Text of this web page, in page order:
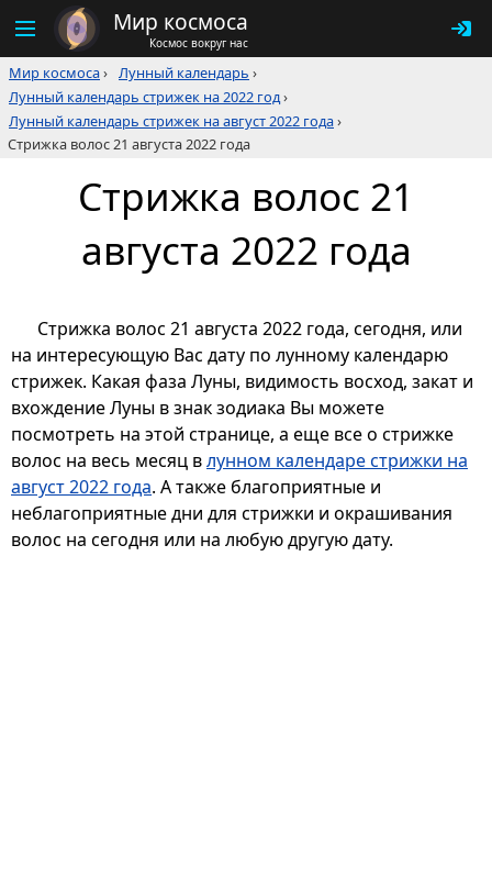
Мир космоса
Космос вокруг нас
Мир космоса› Лунный календарь ›
Лунный календарь стрижек на 2022 год›
Лунный календарь стрижек на август 2022 года›
Стрижка волос 21 августа 2022 года
Стрижка волос 21
августа 2022 года
Стрижка волос 21 августа 2022 года, сегодня, или
на интересующую Вас дату по лунному календарю
стрижек. Какая фаза Луны, видимость восход, закат и
вхождение Луны в знак зодиака Вы можете
посмотреть на этой странице, а еще все о стрижке
волос на весь месяц влунном календаре стрижки на
август 2022 года. А также благоприятные и
неблагоприятные дни для стрижки и окрашивания
волос на сегодня или на любую другую дату.